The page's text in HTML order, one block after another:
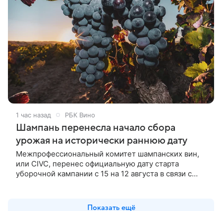
1 час назад РБК Вино
Шампань перенесла начало сбора
урожая на исторически раннюю дату
Межпрофессиональный комитет шампанских вин,
или CIVC, перенес официальную дату старта
уборочной кампании с 15 на 12 августа в связи с
Показать ещё